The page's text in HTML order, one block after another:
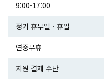
9:00-17:00
정기 휴무일ㆍ휴일
연중무휴
지원 결제 수단